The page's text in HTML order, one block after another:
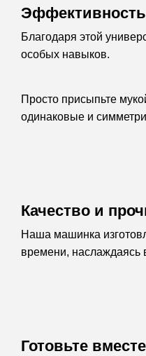
Эффективность
Благодаря этой
особых навыков.
Просто присыпьте
одинаковые и
Качество и
Наша машинка
времени, наслаждаясь
Готовьте